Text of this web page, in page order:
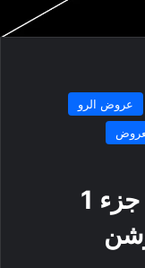
عروض الرو
عرض الرو 18/1/2016 جزء 1